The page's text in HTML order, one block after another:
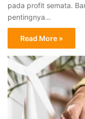
pada profit semata.
pentingnya…
Read More »